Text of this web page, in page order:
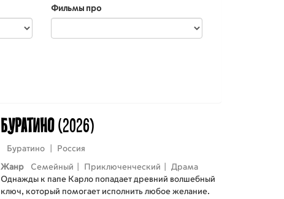
Фильмы про
Буратино(2026)
Буратино Россия
Жанр Семейный Приключенческий
Драма
Однажды к папе Карло попадает древний волшебный
ключ, который помогает исполнить любое желание.